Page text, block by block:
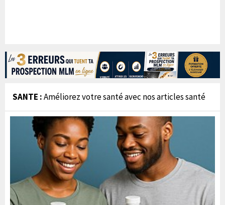
SANTE :Améliorez votre santé avec nos articles santé